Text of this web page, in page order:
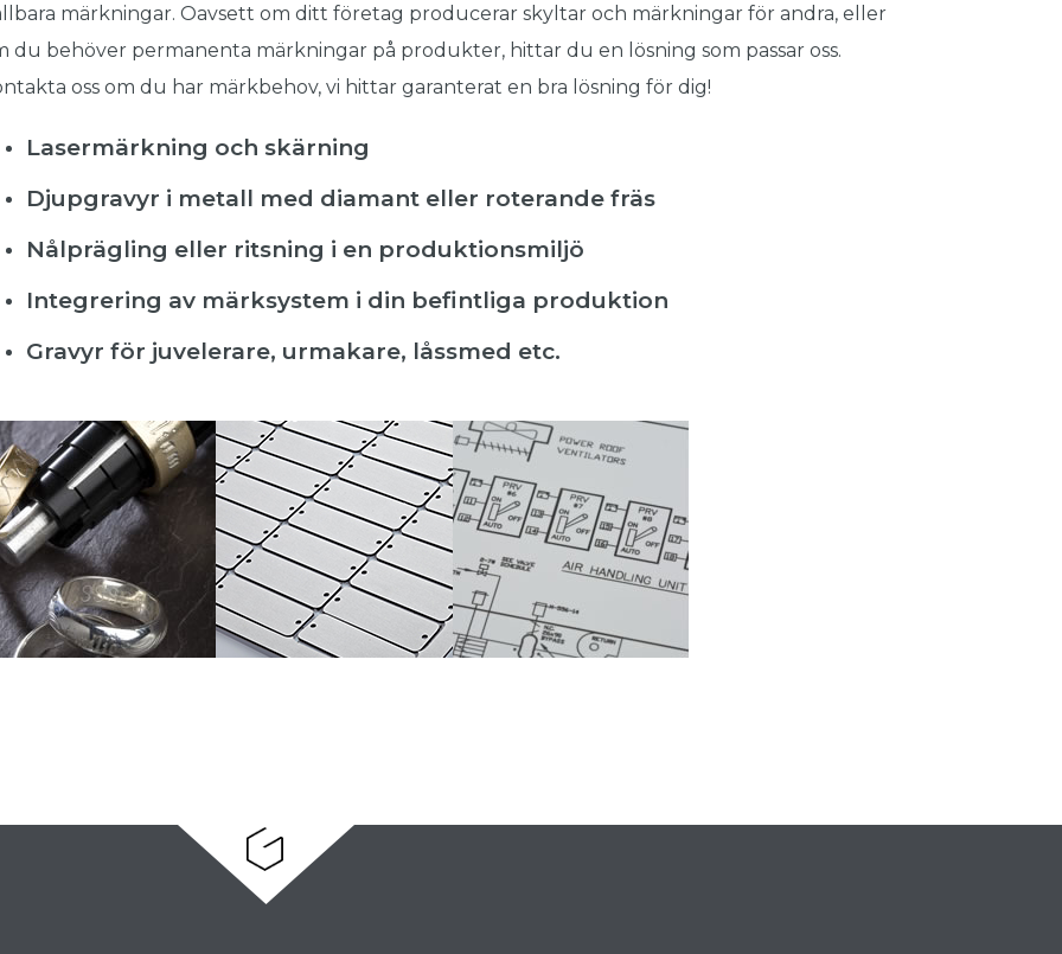
märkningar. Oavsett om ditt företag producerar skyltar och märkningar för andra, eller
du behöver permanenta märkningar på produkter, hittar du en lösning som passar oss.
oss om du har märkbehov, vi hittar garanterat en bra lösning för dig!
Lasermärkning och skärning
Djupgravyr i metall med diamant eller roterande fräs
Nålprägling eller ritsning i en produktionsmiljö
Integrering av märksystem i din befintliga produktion
Gravyr för juvelerare, urmakare, låssmed etc.